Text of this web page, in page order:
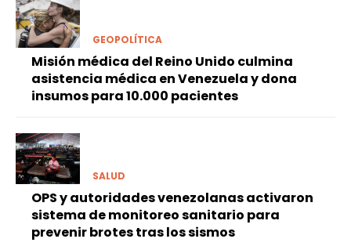
GEOPOLÍTICA
Misión médica del Reino Unido culmina
asistencia médica en Venezuela y dona
insumos para 10.000 pacientes
SALUD
OPS y autoridades venezolanas activaron
sistema de monitoreo sanitario para
prevenir brotes tras los sismos